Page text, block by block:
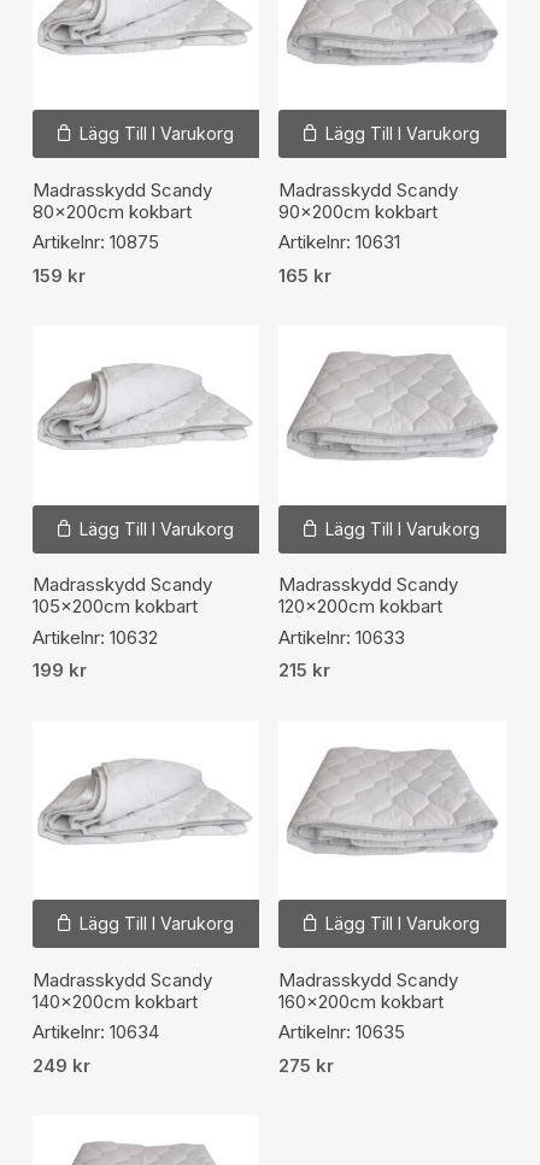
Lägg Till I Varukorg
Madrasskydd Scandy
80x200cm kokbart
Artikelnr: 10875
159 kr
Lägg Till I Varukorg
Madrasskydd Scandy
90x200cm kokbart
Artikelnr: 10631
165 kr
Lägg Till I Varukorg
Madrasskydd Scandy
105x200cm kokbart
Artikelnr: 10632
199 kr
Lägg Till I Varukorg
Madrasskydd Scandy
120x200cm kokbart
Artikelnr: 10633
215 kr
Lägg Till I Varukorg
Madrasskydd Scandy
140x200cm kokbart
Artikelnr: 10634
249 kr
Lägg Till I Varukorg
Madrasskydd Scandy
160x200cm kokbart
Artikelnr: 10635
275 kr